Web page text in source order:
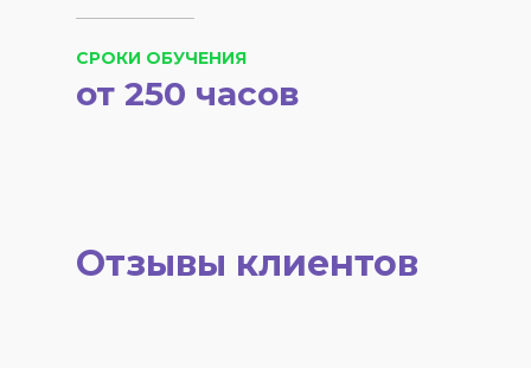
СРОКИ ОБУЧЕНИЯ
от 250 часов
Отзывы клиентов